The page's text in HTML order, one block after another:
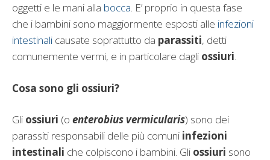
oggetti e le mani alla bocca. E’ proprio in questa fase
che i bambini sono maggiormente esposti alle infezioni
intestinali causate soprattutto da parassiti, detti
comunemente vermi, e in particolare dagli ossiuri.
Cosa sono gli ossiuri?
Gli ossiuri (o enterobius vermicularis) sono dei
parassiti responsabili delle più comuni infezioni
intestinali che colpiscono i bambini. Gli ossiuri sono